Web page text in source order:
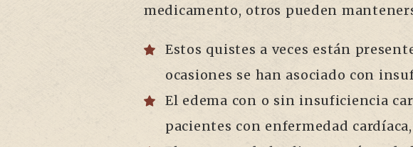
medicamento, otros pueden
Estos quistes a veces están
ocasiones se han asociado con
El edema con o sin insuficiencia
pacientes con enfermedad